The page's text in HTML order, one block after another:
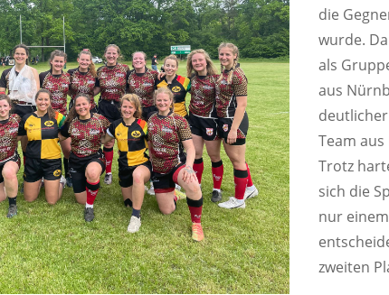
die
wurde.
als
aus
Team
Trotz
sich die
nur
zweiten